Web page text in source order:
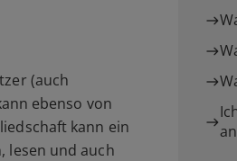
(auch
ebenso von
kann ein
lesen und auch